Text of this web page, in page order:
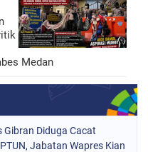
Medan
Diduga Cacat
Jabatan Wapres Kian